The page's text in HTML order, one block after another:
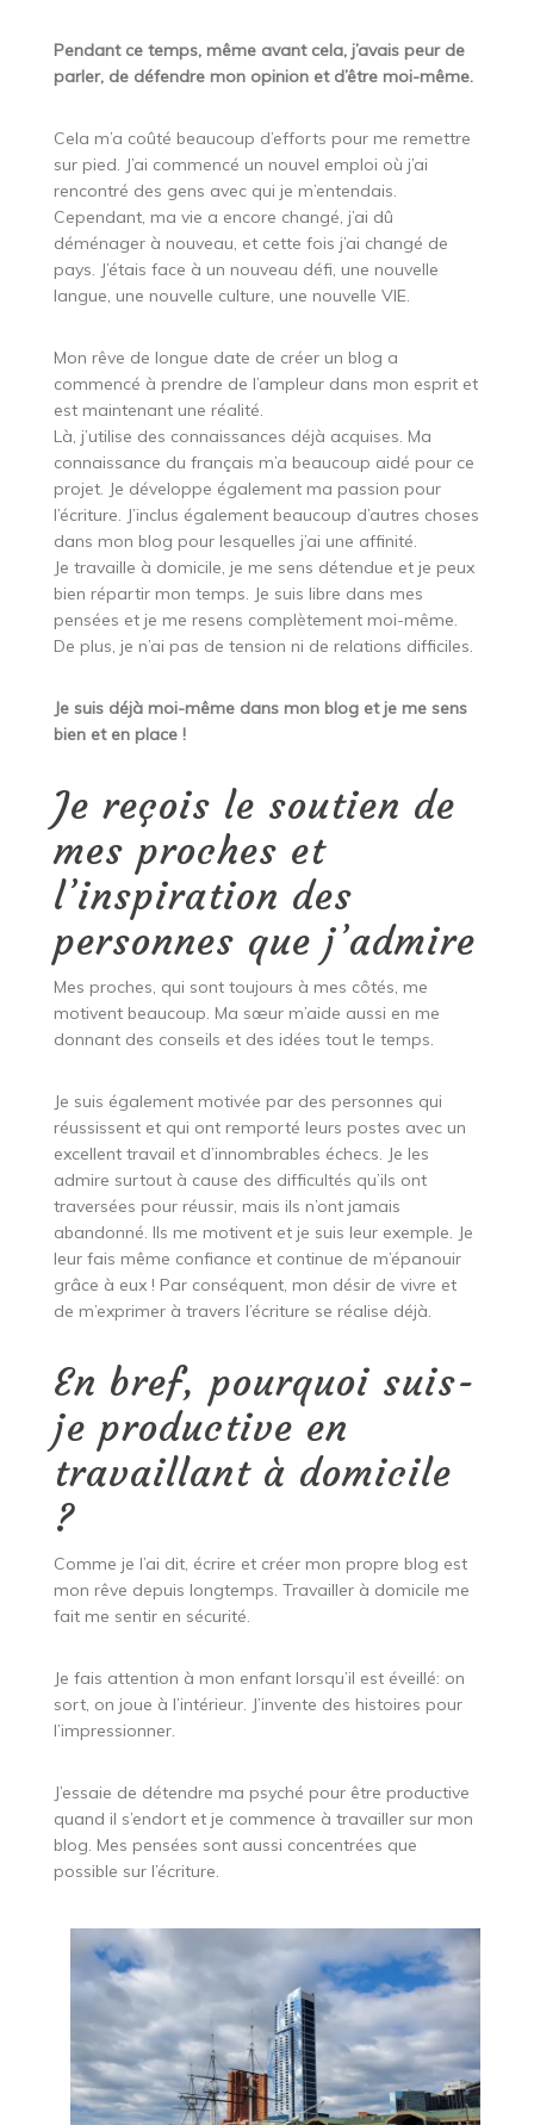
Pendant ce temps, même avant cela, j’avais peur de
parler, de défendre mon opinion et d’être moi-même.
Cela m’a coûté beaucoup d’efforts pour me remettre
sur pied. J’ai commencé un nouvel emploi où j’ai
rencontré des gens avec qui je m’entendais.
Cependant, ma vie a encore changé, j’ai dû
déménager à nouveau, et cette fois j’ai changé de
pays. J’étais face à un nouveau défi, une nouvelle
langue, une nouvelle culture, une nouvelle VIE.
Mon rêve de longue date de créer un blog a
commencé à prendre de l’ampleur dans mon esprit et
est maintenant une réalité.
Là, j’utilise des connaissances déjà acquises. Ma
connaissance du français m’a beaucoup aidé pour ce
projet. Je développe également ma passion pour
l’écriture. J’inclus également beaucoup d’autres choses
dans mon blog pour lesquelles j’ai une affinité.
Je travaille à domicile, je me sens détendue et je peux
bien répartir mon temps. Je suis libre dans mes
pensées et je me resens complètement moi-même.
De plus, je n’ai pas de tension ni de relations difficiles.
Je suis déjà moi-même dans mon blog et je me sens
bien et en place !
Je reçois le soutien de
mes proches et
l’inspiration des
personnes que j’admire
Mes proches, qui sont toujours à mes côtés, me
motivent beaucoup. Ma sœur m’aide aussi en me
donnant des conseils et des idées tout le temps.
Je suis également motivée par des personnes qui
réussissent et qui ont remporté leurs postes avec un
excellent travail et d’innombrables échecs. Je les
admire surtout à cause des difficultés qu’ils ont
traversées pour réussir, mais ils n’ont jamais
abandonné. Ils me motivent et je suis leur exemple. Je
leur fais même confiance et continue de m’épanouir
grâce à eux ! Par conséquent, mon désir de vivre et
de m’exprimer à travers l’écriture se réalise déjà.
En bref, pourquoi suis-
je productive en
travaillant à domicile
?
Comme je l’ai dit, écrire et créer mon propre blog est
mon rêve depuis longtemps. Travailler à domicile me
fait me sentir en sécurité.
Je fais attention à mon enfant lorsqu’il est éveillé: on
sort, on joue à l’intérieur. J’invente des histoires pour
l’impressionner.
J’essaie de détendre ma psyché pour être productive
quand il s’endort et je commence à travailler sur mon
blog. Mes pensées sont aussi concentrées que
possible sur l’écriture.